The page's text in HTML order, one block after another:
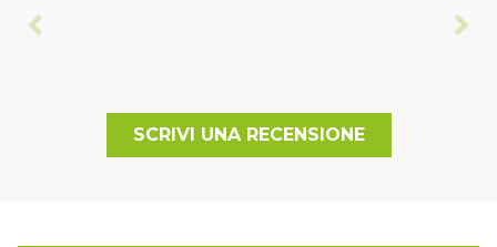
SCRIVI UNA RECENSIONE